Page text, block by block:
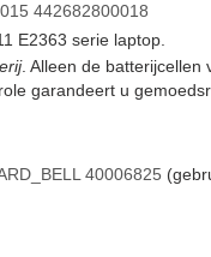
442682800018
E2363 serie laptop.
. Alleen de batterijcellen
garandeert u
40006825